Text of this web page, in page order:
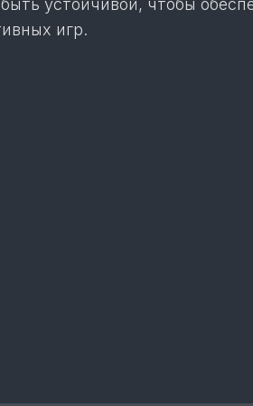
устойчивой, чтобы
игр.